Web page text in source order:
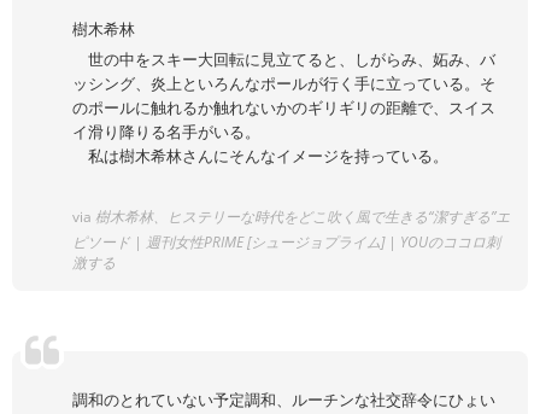
樹木希林
世の中をスキー大回転に見立てると、しがらみ、妬み、バ
ッシング、炎上といろんなポールが行く手に立っている。そ
のポールに触れるか触れないかのギリギリの距離で、スイス
イ滑り降りる名手がいる。
私は樹木希林さんにそんなイメージを持っている。
via 樹木希林、ヒステリーな時代をどこ吹く風で生きる“潔すぎる”エ
ピソード | 週刊女性PRIME [シュージョプライム] | YOUのココロ刺
激する
調和のとれていない予定調和、ルーチンな社交辞令にひょい